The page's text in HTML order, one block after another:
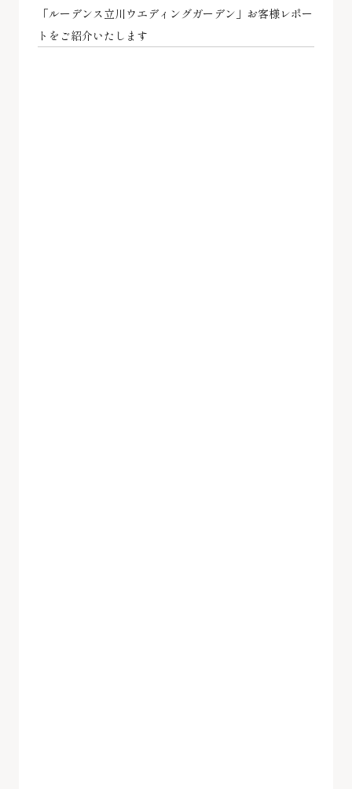
「ルーデンス立川ウエディングガーデン」お客様レポー
トをご紹介いたします